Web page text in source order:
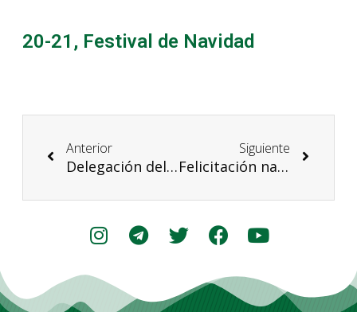
20-21 , Festival de Navidad
Anterior
Delegación del Gobierno reconoce nuestro compromiso con la erradicación de la violencia machista
Siguiente
Felicitación navideña de la comunidad educativa del IES Navarro Villoslada